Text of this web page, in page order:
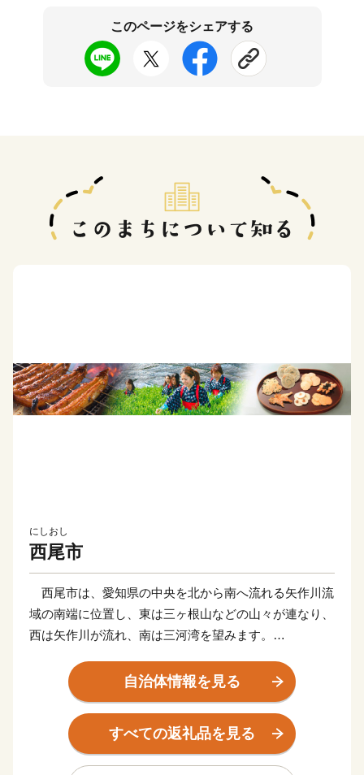
このページをシェアする
にしおし
西尾市
西尾市は、愛知県の中央を北から南へ流れる矢作川流
域の南端に位置し、東は三ヶ根山などの山々が連なり、
西は矢作川が流れ、南は三河湾を望みます。
条城」は、この地域の拠点として発展を続け、「西尾
城」と改称された江戸時代に城下町が形成されました。
明和元年（1764年）、大給松平家の居城となると、六
万石城下町として商業がさらに賑わいを見せるようにな
自治体情報を見る
すべての返礼品を見る